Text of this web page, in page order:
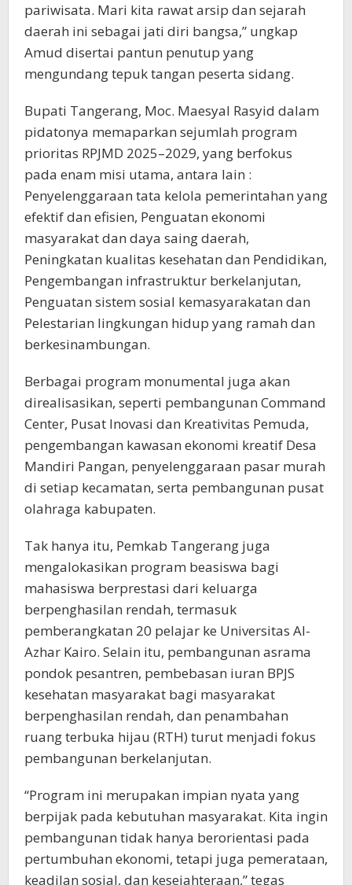
pariwisata. Mari kita rawat arsip dan sejarah
daerah ini sebagai jati diri bangsa,” ungkap
Amud disertai pantun penutup yang
mengundang tepuk tangan peserta sidang.
Bupati Tangerang, Moc. Maesyal Rasyid dalam
pidatonya memaparkan sejumlah program
prioritas RPJMD 2025–2029, yang berfokus
pada enam misi utama, antara lain :
Penyelenggaraan tata kelola pemerintahan yang
efektif dan efisien, Penguatan ekonomi
masyarakat dan daya saing daerah,
Peningkatan kualitas kesehatan dan Pendidikan,
Pengembangan infrastruktur berkelanjutan,
Penguatan sistem sosial kemasyarakatan dan
Pelestarian lingkungan hidup yang ramah dan
berkesinambungan.
Berbagai program monumental juga akan
direalisasikan, seperti pembangunan Command
Center, Pusat Inovasi dan Kreativitas Pemuda,
pengembangan kawasan ekonomi kreatif Desa
Mandiri Pangan, penyelenggaraan pasar murah
di setiap kecamatan, serta pembangunan pusat
olahraga kabupaten.
Tak hanya itu, Pemkab Tangerang juga
mengalokasikan program beasiswa bagi
mahasiswa berprestasi dari keluarga
berpenghasilan rendah, termasuk
pemberangkatan 20 pelajar ke Universitas Al-
Azhar Kairo. Selain itu, pembangunan asrama
pondok pesantren, pembebasan iuran BPJS
kesehatan masyarakat bagi masyarakat
berpenghasilan rendah, dan penambahan
ruang terbuka hijau (RTH) turut menjadi fokus
pembangunan berkelanjutan.
“Program ini merupakan impian nyata yang
berpijak pada kebutuhan masyarakat. Kita ingin
pembangunan tidak hanya berorientasi pada
pertumbuhan ekonomi, tetapi juga pemerataan,
keadilan sosial, dan kesejahteraan,” tegas